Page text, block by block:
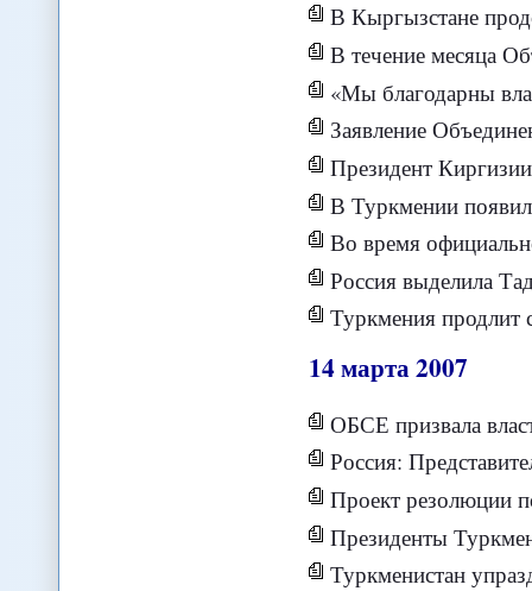
В Кыргызстане
В течение месяца
«Мы благодарны властям за их
Заявление
Президент Киргизии
В Туркмении появился
Во время официального визита
Россия выделила
Туркмения продлит
14марта2007
ОБСЕ призвала власти
Россия: Представители
Проект резолюции
Президенты Туркменистана
Туркменистан